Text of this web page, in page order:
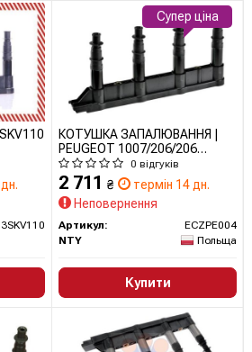
КОТУШКА ЗАПАЛЮВАННЯ |
PEUGEOT 1007/206/206
SW/207/307/307 SW/ 1.4 16V
ECZPE004 NTY
0 відгуків
2 711 ₴
термін 14 дн.
Неповернення
Артикул:
ECZPE004
NTY
Польща
Купити
Супер ціна